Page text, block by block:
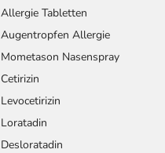
Allergie Tabletten
Augentropfen Allergie
Mometason Nasenspray
Cetirizin
Levocetirizin
Loratadin
Desloratadin